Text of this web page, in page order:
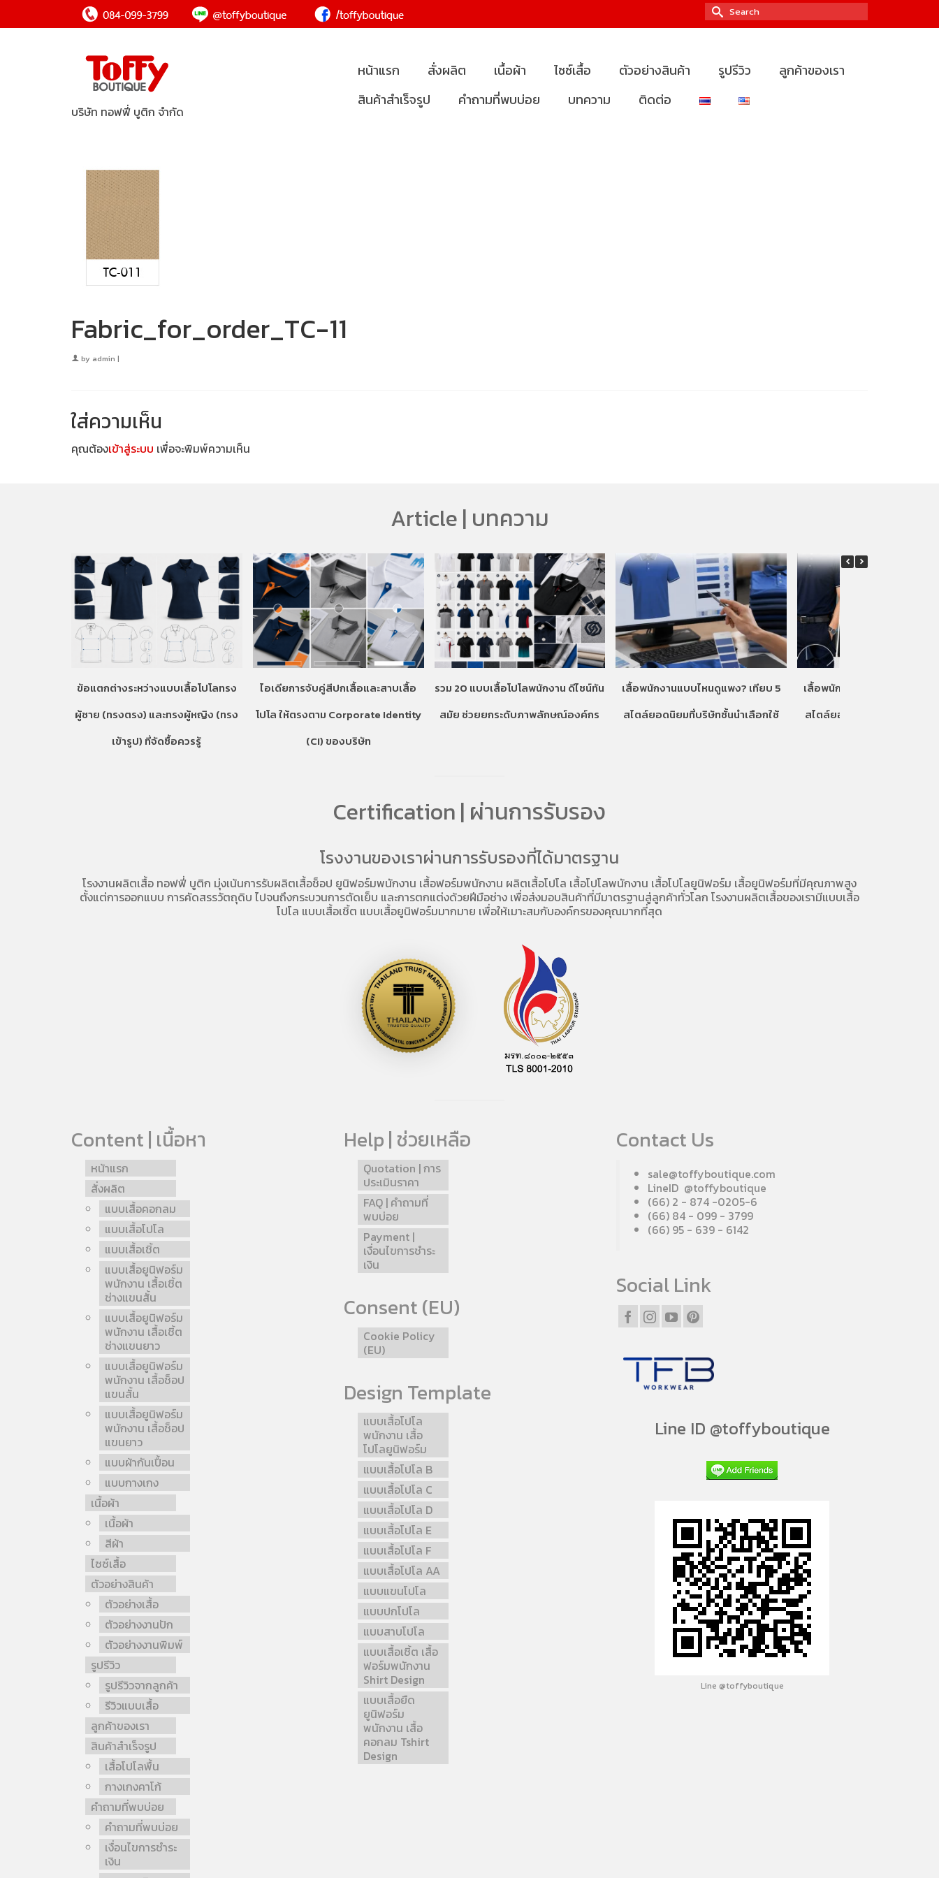
Search
for:
บริษัท ทอฟฟี่ บูติก จำกัด
หน้าแรก สั่งผลิต เนื้อผ้า ไซซ์เสื้อ ตัวอย่างสินค้า รูปรีวิว
ลูกค้าของเรา
สินค้าสำเร็จรูป
คำถามที่พบบ่อย บทความ ติดต่อ
Fabric_for_order_TC-11
by admin |
ใส่ความเห็น
คุณต้องเข้าสู่ระบบ เพื่อจะพิมพ์ความเห็น
Article | บทความ
ข้อแตกต่างระหว่างแบบเสื้อโปโลทรง
ผู้ชาย (ทรงตรง) และทรงผู้หญิง (ทรง
เข้ารูป) ที่จัดซื้อควรรู้
ไอเดียการจับคู่สีปกเสื้อและสาบเสื้อ
โปโล ให้ตรงตาม Corporate Identity
(CI) ของบริษัท
รวม 20 แบบเสื้อโปโลพนักงาน ดีไซน์ทัน
สมัย ช่วยยกระดับภาพลักษณ์องค์กร
เสื้อพนักงานแบบไหนดูแพง? เทียบ 5
สไตล์ยอดนิยมที่บริษัทชั้นนำเลือกใช้
เสื้อพนักงานแบบไหนดูแพง? เ
สไตล์ยอดนิยมที่บริษัทชั้นนำเ
Certification | ผ่านการรับรอง
โรงงานของเราผ่านการรับรองที่ได้มาตรฐาน
โรงงานผลิตเสื้อ ทอฟฟี่ บูติก มุ่งเน้นการรับผลิตเสื้อช็อป ยูนิฟอร์มพนักงาน เสื้อฟอร์มพนักงาน ผลิตเสื้อโปโล เสื้อโปโลพนักงาน เสื้อโปโลยูนิฟอร์ม เสื้อยูนิฟอร์มที่มีคุณภาพสูง
ตั้งแต่การออกแบบ การคัดสรรวัตถุดิบ ไปจนถึงกระบวนการตัดเย็บ และการตกแต่งด้วยฝีมือช่าง เพื่อส่งมอบสินค้าที่มีมาตรฐานสู่ลูกค้าทั่วโลก โรงงานผลิตเสื้อของเรามีแบบเสื้อ
โปโล แบบเสื้อเชิ้ต แบบเสื้อยูนิฟอร์มมากมาย เพื่อให้เมาะสมกับองค์กรของคุณมากที่สุด
Content | เนื้อหา
หน้าแรก
สั่งผลิต
แบบเสื้อคอกลม
แบบเสื้อโปโล
แบบเสื้อเชิ้ต
แบบเสื้อยูนิฟอร์ม
พนักงาน เสื้อเชิ้ต
ช่างแขนสั้น
แบบเสื้อยูนิฟอร์ม
พนักงาน เสื้อเชิ้ต
ช่างแขนยาว
แบบเสื้อยูนิฟอร์ม
พนักงาน เสื้อช็อป
แขนสั้น
แบบเสื้อยูนิฟอร์ม
พนักงาน เสื้อช็อป
แขนยาว
แบบผ้ากันเปื้อน
แบบกางเกง
เนื้อผ้า
เนื้อผ้า
สีผ้า
ไซซ์เสื้อ
ตัวอย่างสินค้า
ตัวอย่างเสื้อ
ตัวอย่างงานปัก
ตัวอย่างงานพิมพ์
รูปรีวิว
รูปรีวิวจากลูกค้า
รีวิวแบบเสื้อ
ลูกค้าของเรา
สินค้าสำเร็จรูป
เสื้อโปโลพื้น
กางเกงคาโก้
คำถามที่พบบ่อย
คำถามที่พบบ่อย
เงื่อนไขการชำระ
เงิน
Help | ช่วยเหลือ
Quotation | การ
ประเมินราคา
FAQ | คำถามที่
พบบ่อย
Payment |
เงื่อนไขการชำระ
เงิน
Consent (EU)
Cookie Policy
(EU)
Design Template
แบบเสื้อโปโล
พนักงาน เสื้อ
โปโลยูนิฟอร์ม
แบบเสื้อโปโล B
แบบเสื้อโปโล C
แบบเสื้อโปโล D
แบบเสื้อโปโล E
แบบเสื้อโปโล F
แบบเสื้อโปโล AA
แบบแขนโปโล
แบบปกโปโล
แบบสาบโปโล
แบบเสื้อเชิ้ต เสื้อ
ฟอร์มพนักงาน
Shirt Design
แบบเสื้อยืด
ยูนิฟอร์ม
พนักงาน เสื้อ
คอกลม Tshirt
Design
Contact Us
sale@toffyboutique.com
LineID @toffyboutique
(66) 2 - 874 -0205-6
(66) 84 - 099 - 3799
(66) 95 - 639 - 6142
Social Link
Line ID @toffyboutique
Line @toffyboutique